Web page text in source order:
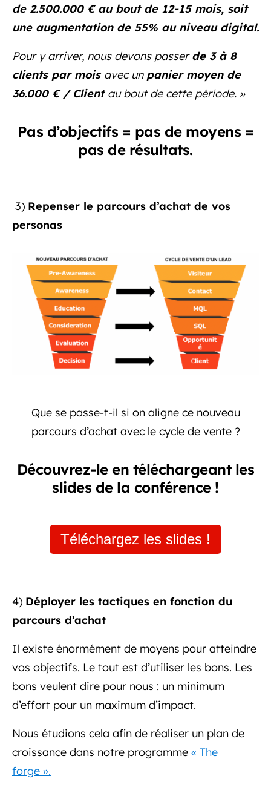
de 2.500.000 € au bout de 12-15 mois, soit
une augmentation de 55% au niveau digital.
Pour y arriver, nous devons passerde 3 à 8
clients par mois avec un panier moyen de
36.000 € / Client au bout de cette période. »
Pas d’objectifs = pas de moyens =
pas de résultats.
3) Repenser le parcours d’achat de vos
personas
Que se passe-t-il si on aligne ce nouveau
parcours d’achat avec le cycle de vente ?
Découvrez-le en téléchargeant les
slides de la conférence !
Téléchargez les slides !
4) Déployer les tactiques en fonction du
parcours d’achat
Il existe énormément de moyens pour atteindre
vos objectifs. Le tout est d’utiliser les bons. Les
bons veulent dire pour nous : un minimum
d’effort pour un maximum d’impact.
Nous étudions cela afin de réaliser un plan de
croissance dans notre programme « The
forge ».